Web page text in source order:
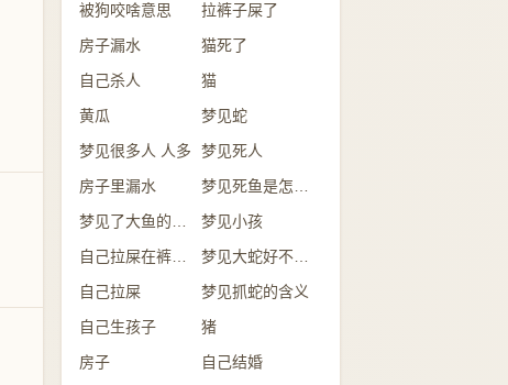
被狗咬啥意思
拉裤子屎了
房子漏水
猫死了
自己杀人
猫
黄瓜
梦见蛇
梦见很多人 人多
梦见死人
房子里漏水
梦见小孩
梦见大蛇好不好？
自己拉屎
梦见抓蛇的含义
自己生孩子
猪
房子
自己结婚